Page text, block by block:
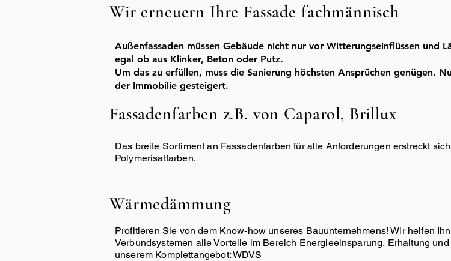
Wir erneuern Ihre Fassade fachmännisch
Außenfassaden müssen Gebäude nicht nur vor Witterungseinflüssen und
egal ob aus Klinker, Beton oder Putz.
Um das zu erfüllen, muss die Sanierung höchsten Ansprüchen genügen.
der Immobilie gesteigert.
Fassadenfarben z.B. von Caparol, Brillux
Das breite Sortiment an Fassadenfarben für alle Anforderungen erstreckt
Polymerisatfarben.
Wärmedämmung
Profitieren Sie von dem Know-how unseres Bauunternehmens! Wir helfen
Verbundsystemen alle Vorteile im Bereich Energieeinsparung, Erhaltung
unserem Komplettangebot: WDVS